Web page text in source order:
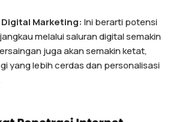
Marketing: Ini berarti potensi
melalui saluran digital semakin
juga akan semakin ketat,
yang lebih cerdas dan personalisasi